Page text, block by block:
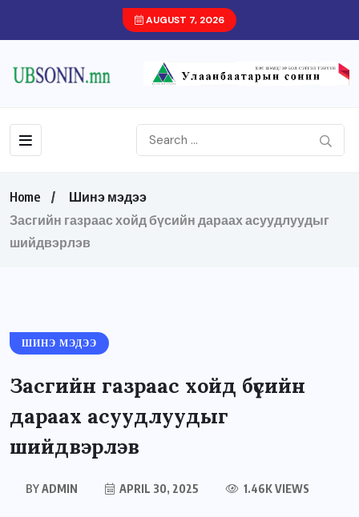
AUGUST 7, 2026
Home
Шинэ мэдээ
Засгийн газраас хойд бүсийн дараах асуудлуудыг
шийдвэрлэв
ШИНЭ МЭДЭЭ
Засгийн газраас хойд бүсийн
дараах асуудлуудыг
шийдвэрлэв
BYADMIN APRIL 30, 2025 1.46K VIEWS